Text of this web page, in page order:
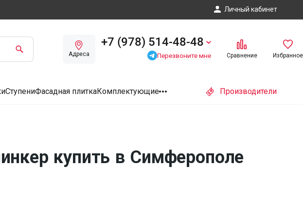
Личный кабинет
Адреса
+7 (978) 514-48-48
Перезвоните мне Сравнение Избранное
СтупениФасадная плиткаКомплектующие Производители
купить в Симферополe